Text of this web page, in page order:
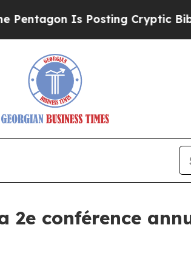
Is Posting Cryptic Biblical
conférence